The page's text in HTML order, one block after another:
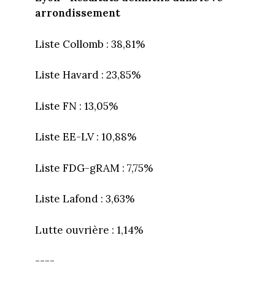
arrondissement
Liste Collomb : 38,81%
Liste Havard : 23,85%
Liste FN : 13,05%
Liste EE-LV : 10,88%
Liste FDG-gRAM : 7,75%
Liste Lafond : 3,63%
Lutte ouvrière : 1,14%
----